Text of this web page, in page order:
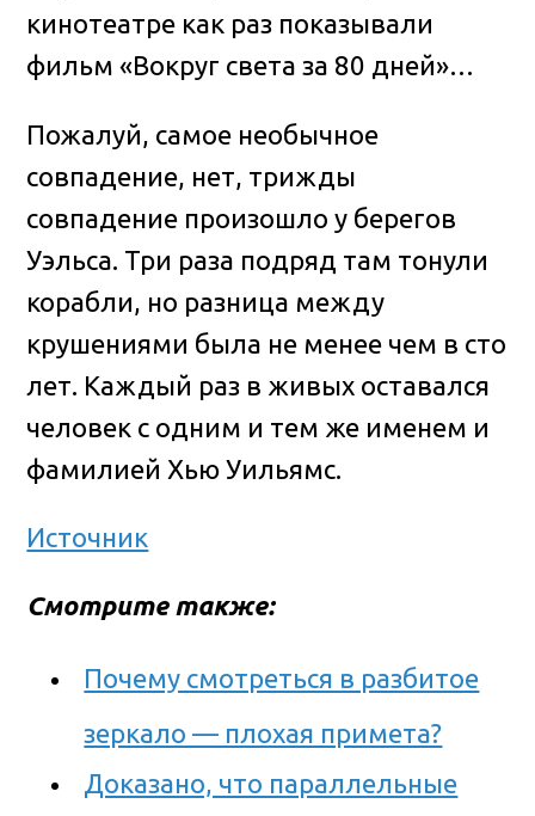
кинотеатре как раз показывали
фильм «Вокруг света за 80 дней»…
Пожалуй, самое необычное
совпадение, нет, трижды
совпадение произошло у берегов
Уэльса. Три раза подряд там тонули
корабли, но разница между
крушениями была не менее чем в сто
лет. Каждый раз в живых оставался
человек с одним и тем же именем и
фамилией Хью Уильямс.
Источник
Смотрите также:
Почему смотреться в разбитое
зеркало — плохая примета?
Доказано, что параллельные